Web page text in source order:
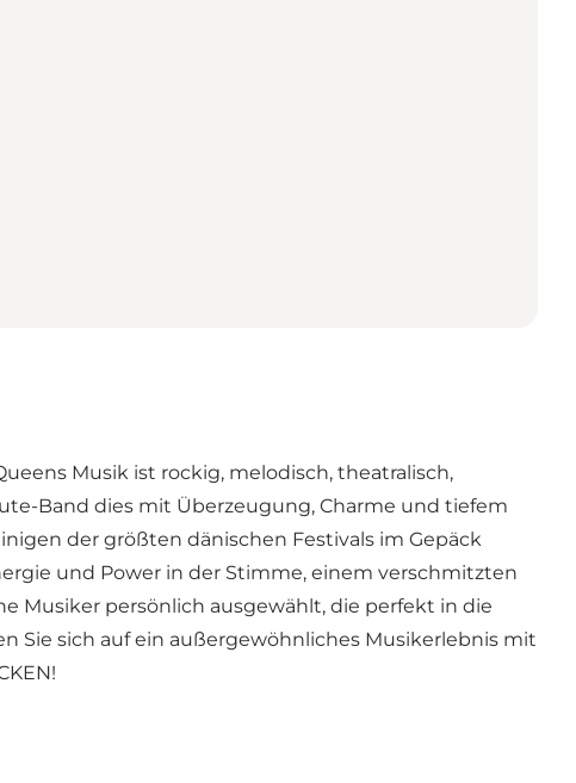
Musik ist rockig, melodisch, theatralisch,
Band dies mit Überzeugung, Charme und tiefem
der größten dänischen Festivals im Gepäck
und Power in der Stimme, einem verschmitzten
Musiker persönlich ausgewählt, die perfekt in die
Sie sich auf ein außergewöhnliches Musikerlebnis mit